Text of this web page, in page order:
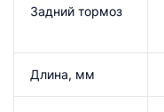
Задний тормоз
Длина, мм